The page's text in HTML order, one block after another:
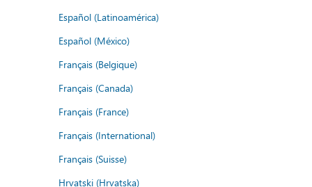
Español (Latinoamérica)
Español (México)
Français (Belgique)
Français (Canada)
Français (France)
Français (International)
Français (Suisse)
Hrvatski (Hrvatska)